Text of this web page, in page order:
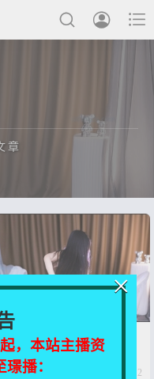



章
容
【CC】穗穗 全新极品定制热舞
2.77G】
月前
12
，本站主播资
播：
×